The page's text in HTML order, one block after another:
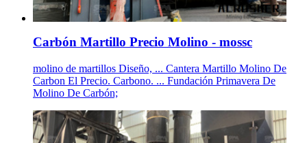
Carbón Martillo Precio Molino - mossc
molino de martillos Diseño, ... Cantera Martillo Molino De
Carbon El Precio. Carbono. ... Fundación Primavera De
Molino De Carbón;